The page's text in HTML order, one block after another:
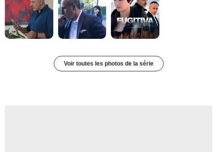
Voir toutes les photos de la série